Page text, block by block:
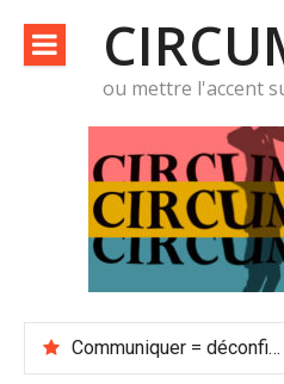
contenu
ou mettre l'accent
Communiquer = déconfiner